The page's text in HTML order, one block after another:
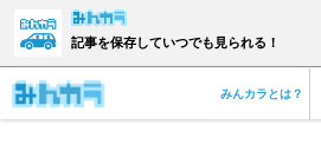
記事を保存していつでも見られる！
みんカラとは？